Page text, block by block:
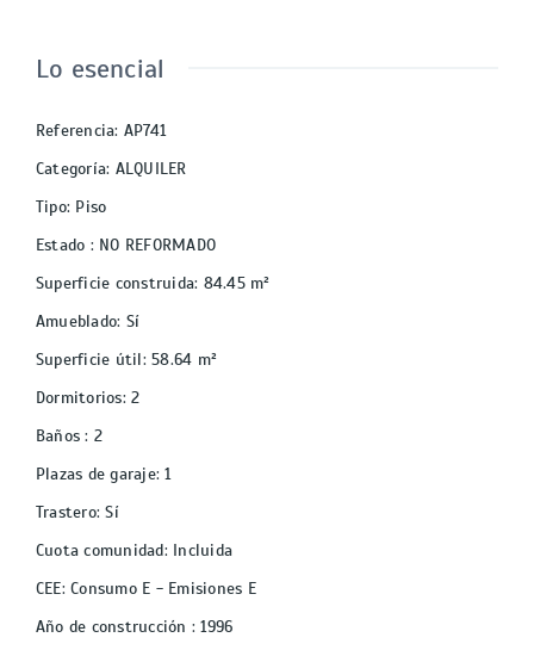
Lo esencial
Referencia: AP741
Categoría: ALQUILER
Tipo: Piso
Estado : NO REFORMADO
Superficie construida: 84.45 m²
Amueblado: Sí
Superficie útil: 58.64 m²
Dormitorios: 2
Baños: 2
Plazas de garaje: 1
Trastero: Sí
Cuota comunidad: Incluida
CEE: Consumo E - Emisiones E
Año de construcción : 1996